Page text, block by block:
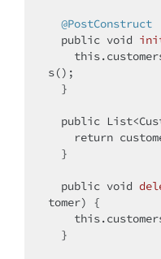
@PostConstruct
public void
this
s();
public
return
public void
tomer)
{
this